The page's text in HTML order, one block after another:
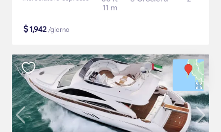
11 m
$1,942/giorno